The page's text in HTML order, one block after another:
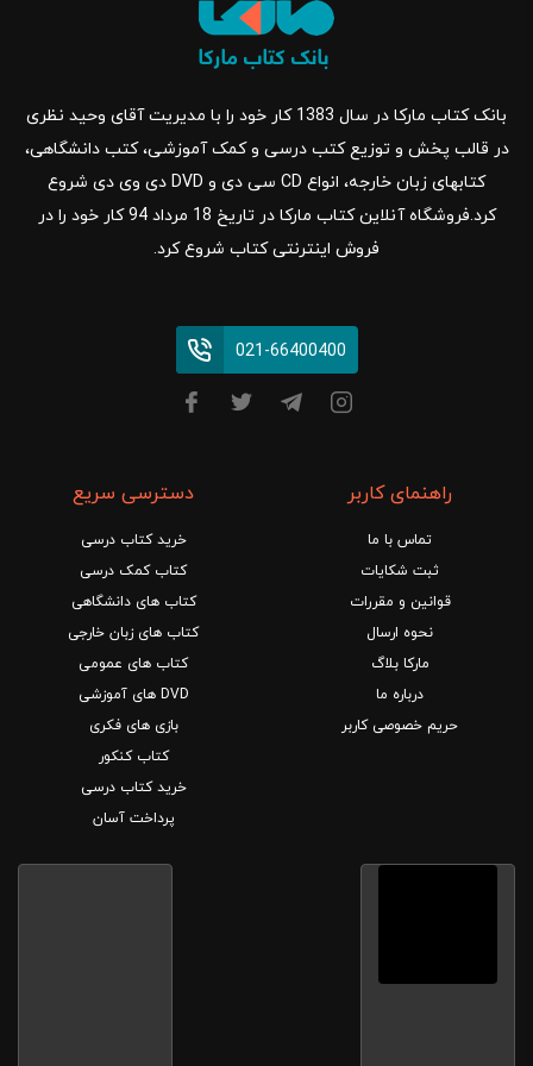
بانک کتاب مارکا در سال 1383 کار خود را با مدیریت آقای وحید نظری
در قالب پخش و توزیع کتب درسی و کمک آموزشی، کتب دانشگاهی،
کتابهای زبان خارجه، انواع CD سی دی و DVD دی وی دی شروع
کرد.فروشگاه آنلاین کتاب مارکا در تاریخ 18 مرداد 94 کار خود را در
فروش اینترنتی کتاب شروع کرد.
021-66400400
راهنمای کاربر
تماس با ما
ثبت شکایات
قوانین و مقررات
نحوه ارسال
مارکا بلاگ
درباره ما
حریم خصوصی کاربر
دسترسی سریع
خرید کتاب درسی
کتاب کمک درسی
کتاب های دانشگاهی
کتاب های زبان خارجی
کتاب های عمومی
DVD های آموزشی
بازی های فکری
کتاب کنکور
خرید کتاب درسی
پرداخت آسان